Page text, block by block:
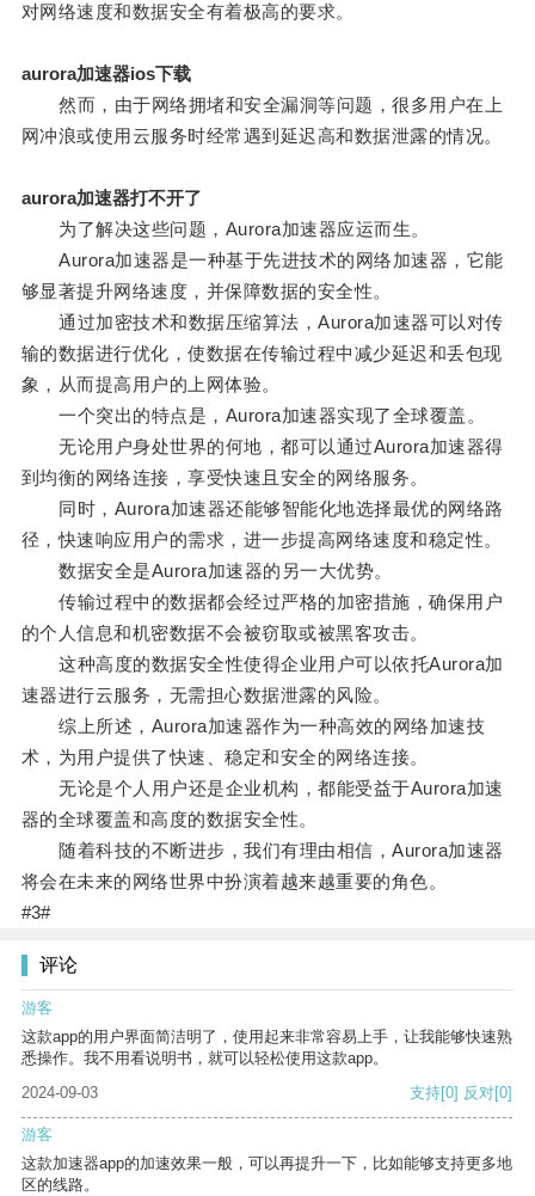
对网络速度和数据安全有着极高的要求。
aurora加速器ios下载
然而，由于网络拥堵和安全漏洞等问题，很多用户在上
网冲浪或使用云服务时经常遇到延迟高和数据泄露的情况。
aurora加速器打不开了
为了解决这些问题，Aurora加速器应运而生。
Aurora加速器是一种基于先进技术的网络加速器，它能
够显著提升网络速度，并保障数据的安全性。
通过加密技术和数据压缩算法，Aurora加速器可以对传
输的数据进行优化，使数据在传输过程中减少延迟和丢包现
象，从而提高用户的上网体验。
一个突出的特点是，Aurora加速器实现了全球覆盖。
无论用户身处世界的何地，都可以通过Aurora加速器得
到均衡的网络连接，享受快速且安全的网络服务。
同时，Aurora加速器还能够智能化地选择最优的网络路
径，快速响应用户的需求，进一步提高网络速度和稳定性。
数据安全是Aurora加速器的另一大优势。
传输过程中的数据都会经过严格的加密措施，确保用户
的个人信息和机密数据不会被窃取或被黑客攻击。
这种高度的数据安全性使得企业用户可以依托Aurora加
速器进行云服务，无需担心数据泄露的风险。
综上所述，Aurora加速器作为一种高效的网络加速技
术，为用户提供了快速、稳定和安全的网络连接。
无论是个人用户还是企业机构，都能受益于Aurora加速
器的全球覆盖和高度的数据安全性。
随着科技的不断进步，我们有理由相信，Aurora加速器
将会在未来的网络世界中扮演着越来越重要的角色。
#3#
评论
游客
这款app的用户界面简洁明了，使用起来非常容易上手，让我能够快速熟
悉操作。我不用看说明书，就可以轻松使用这款app。
2024-09-03
支持[0] 反对[0]
游客
这款加速器app的加速效果一般，可以再提升一下，比如能够支持更多地
区的线路。